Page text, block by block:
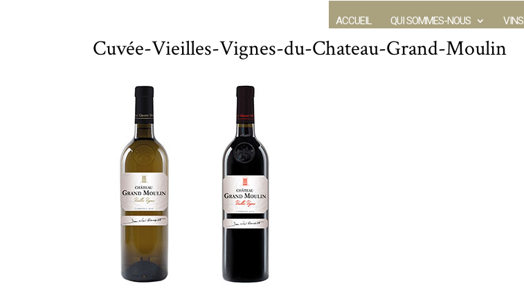
ACCUEIL QUI SOMMES-NOUS VINS
Cuvée-Vieilles-Vignes-du-Chateau-Grand-Moulin